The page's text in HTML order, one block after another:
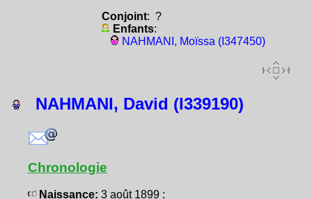
Conjoint: ?
Enfants:
NAHMANI, Moïssa (I347450)
NAHMANI, David (I339190)
Chronologie
Naissance: 3 août 1899 :